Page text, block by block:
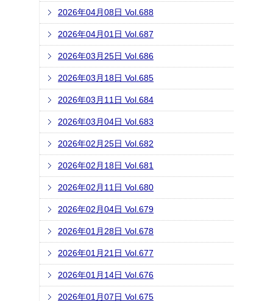
2026年04月08日 Vol.688
2026年04月01日 Vol.687
2026年03月25日 Vol.686
2026年03月18日 Vol.685
2026年03月11日 Vol.684
2026年03月04日 Vol.683
2026年02月25日 Vol.682
2026年02月18日 Vol.681
2026年02月11日 Vol.680
2026年02月04日 Vol.679
2026年01月28日 Vol.678
2026年01月21日 Vol.677
2026年01月14日 Vol.676
2026年01月07日 Vol.675